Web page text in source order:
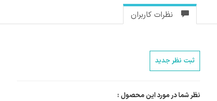
نظرات کاربران
ثبت نظر جدید
نظر شما در مورد این محصول :